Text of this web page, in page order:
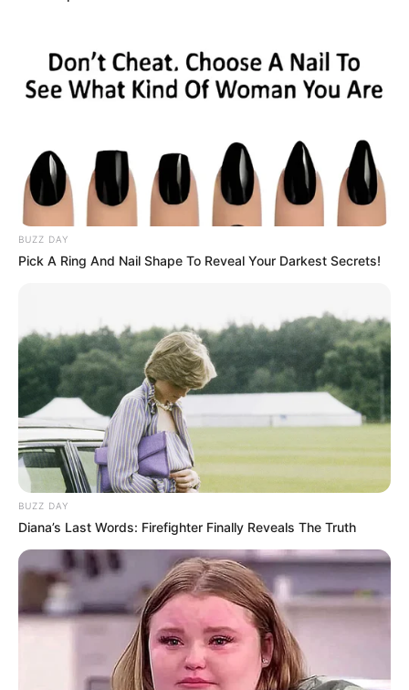
BUZZ DAY
Pick A Ring And Nail Shape To Reveal Your Darkest Secrets!
BUZZ DAY
Diana’s Last Words: Firefighter Finally Reveals The Truth